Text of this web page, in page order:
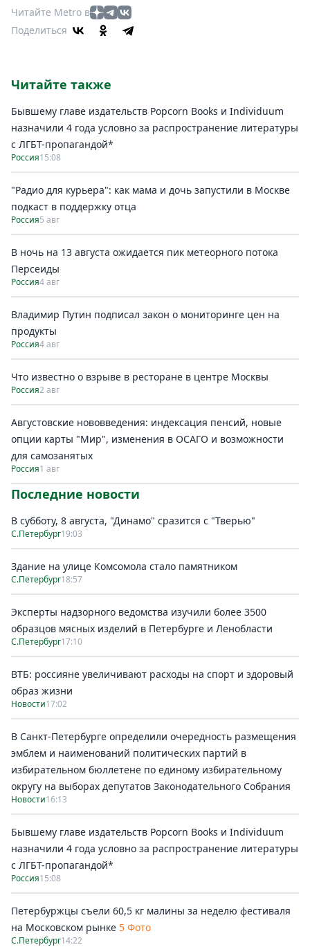
Читайте Metro в
Поделиться
Читайте также
Бывшему главе издательств Popcorn Books и Individuum
назначили 4 года условно за распространение литературы
с ЛГБТ-пропагандой*
Россия15:08
"Радио для курьера": как мама и дочь запустили в Москве
подкаст в поддержку отца
Россия5 авг
В ночь на 13 августа ожидается пик метеорного потока
Персеиды
Россия4 авг
Владимир Путин подписал закон о мониторинге цен на
продукты
Россия4 авг
Что известно о взрыве в ресторане в центре Москвы
Россия2 авг
Августовские нововведения: индексация пенсий, новые
опции карты "Мир", изменения в ОСАГО и возможности
для самозанятых
Россия1 авг
Последние новости
В субботу, 8 августа, "Динамо" сразится с "Тверью"
С.Петербург19:03
Здание на улице Комсомола стало памятником
С.Петербург18:57
Эксперты надзорного ведомства изучили более 3500
образцов мясных изделий в Петербурге и Ленобласти
С.Петербург17:10
ВТБ: россияне увеличивают расходы на спорт и здоровый
образ жизни
Новости17:02
В Санкт-Петербурге определили очередность размещения
эмблем и наименований политических партий в
избирательном бюллетене по единому избирательному
округу на выборах депутатов Законодательного Собрания
Новости16:13
Бывшему главе издательств Popcorn Books и Individuum
назначили 4 года условно за распространение литературы
с ЛГБТ-пропагандой*
Россия15:08
Петербуржцы съели 60,5 кг малины за неделю фестиваля
на Московском рынке 5 Фото
С.Петербург14:22